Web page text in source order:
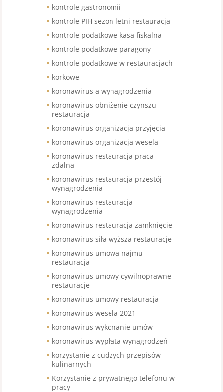
kontrole gastronomii
kontrole PIH sezon letni restauracja
kontrole podatkowe kasa fiskalna
kontrole podatkowe paragony
kontrole podatkowe w restauracjach
korkowe
koronawirus a wynagrodzenia
koronawirus obniżenie czynszu
restauracja
koronawirus organizacja przyjęcia
koronawirus organizacja wesela
koronawirus restauracja praca
zdalna
koronawirus restauracja przestój
wynagrodzenia
koronawirus restauracja
wynagrodzenia
koronawirus restauracja zamknięcie
koronawirus siła wyższa restauracje
koronawirus umowa najmu
restauracja
koronawirus umowy cywilnoprawne
restauracje
koronawirus umowy restauracja
koronawirus wesela 2021
koronawirus wykonanie umów
koronawirus wypłata wynagrodzeń
korzystanie z cudzych przepisów
kulinarnych
Korzystanie z prywatnego telefonu w
pracy